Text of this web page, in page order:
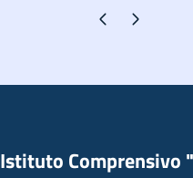
Pagina precedente
Pagina successiva
Istituto Comprensivo